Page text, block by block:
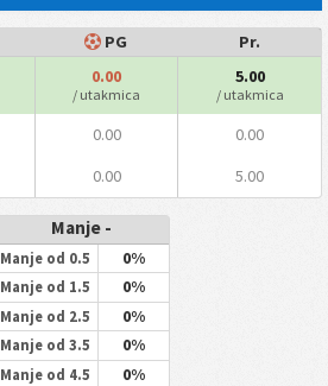
PG Pr.
0.00
/ utakmica
5.00
/ utakmica
0.00 0.00
0.00 5.00
Manje -
Manje od 0.5 0%
Manje od 1.5 0%
Manje od 2.5 0%
Manje od 3.5 0%
Manje od 4.5 0%